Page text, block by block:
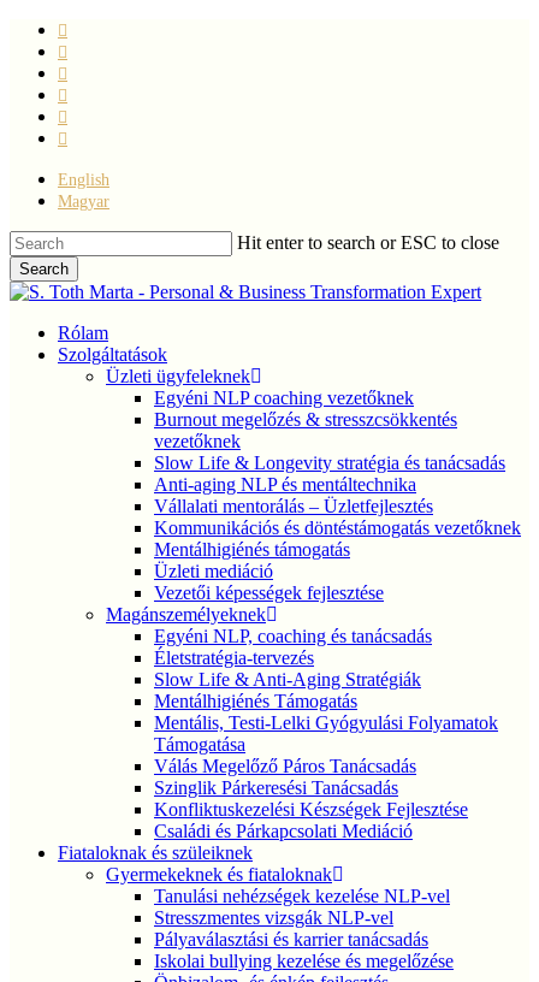
Skip
main
content
facebook
linkedin
youtube
instagram
phone
email
English
Magyar
Hit enter to search or ESC to close
Search
Close
Menu
Rólam
Szolgáltatások
Üzleti ügyfeleknek
Egyéni NLP coaching vezetőknek
Burnout megelőzés & stresszcsökkentés
vezetőknek
Slow Life & Longevity stratégia és tanácsadás
Anti-aging NLP és mentáltechnika
Vállalati mentorálás – Üzletfejlesztés
Kommunikációs és döntéstámogatás vezetőknek
Mentálhigiénés támogatás
Üzleti mediáció
Vezetői képességek fejlesztése
Magánszemélyeknek
Egyéni NLP, coaching és tanácsadás
Életstratégia-tervezés
Slow Life & Anti-Aging Stratégiák
Mentálhigiénés Támogatás
Mentális, Testi-Lelki Gyógyulási Folyamatok
Támogatása
Válás Megelőző Páros Tanácsadás
Szinglik Párkeresési Tanácsadás
Konfliktuskezelési Készségek Fejlesztése
Családi és Párkapcsolati Mediáció
Fiataloknak és szüleiknek
Gyermekeknek és fiataloknak
Tanulási nehézségek kezelése NLP-vel
Stresszmentes vizsgák NLP-vel
Pályaválasztási és karrier tanácsadás
Iskolai bullying kezelése és megelőzése